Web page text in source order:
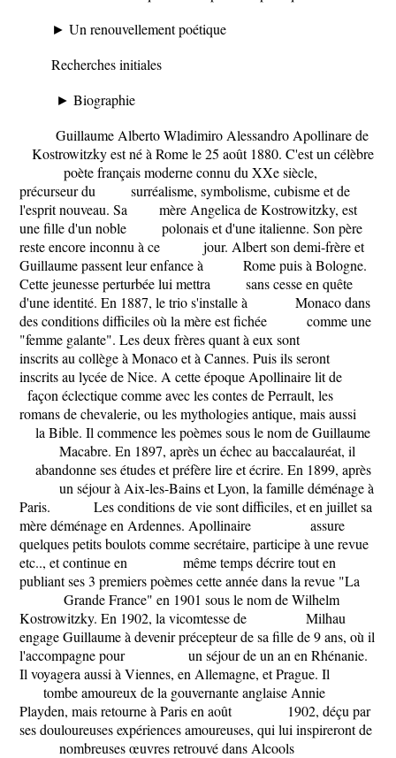
► Un renouvellement poétique
Recherches initiales
► ​Biographie
Guillaume Alberto Wladimiro Alessandro Apollinare de
Kostrowitzky est né à Rome le 25 août 1880. C'est un célèbre
poète français moderne connu du XX​e ​siècle,
précurseur du surréalisme, symbolisme, cubisme et de
l'esprit nouveau. Sa mère Angelica de Kostrowitzky, est
une fille d'un noble polonais et d'une italienne. Son père
reste encore inconnu à ce jour. Albert son demi-frère et
Guillaume passent leur enfance à Rome puis à Bologne.
Cette jeunesse perturbée lui mettra sans cesse en quête
d'une identité. En 1887, le trio s'installe à Monaco dans
des conditions difficiles où la mère est fichée comme une
"femme galante". Les deux frères quant à eux sont
inscrits au collège à Monaco et à Cannes. Puis ils seront
inscrits au lycée de Nice. A cette époque Apollinaire lit de
façon éclectique comme avec les contes de Perrault, les
romans de chevalerie, ou les mythologies antique, mais aussi
la Bible. Il commence les poèmes sous le nom de Guillaume
Macabre. En 1897, après un échec au baccalauréat, il
abandonne ses études et préfère lire et écrire. En 1899, après
un séjour à Aix-les-Bains et Lyon, la famille déménage à
Paris. Les conditions de vie sont difficiles, et en juillet sa
mère déménage en Ardennes. Apollinaire assure
quelques petits boulots comme secrétaire, participe à une revue
etc.., et continue en même temps décrire tout en
publiant ses 3 premiers poèmes cette année dans la revue "La
Grande France" en 1901 sous le nom de Wilhelm
Kostrowitzky. En 1902, la vicomtesse de Milhau
engage Guillaume à devenir précepteur de sa fille de 9 ans, où il
l'accompagne pour un séjour de un an en Rhénanie.
Il voyagera aussi à Viennes, en Allemagne, et Prague. Il
tombe amoureux de la gouvernante anglaise Annie
Playden, mais retourne à Paris en août 1902, déçu par
ses douloureuses expériences amoureuses, qui lui inspireront de
nombreuses œuvres retrouvé dans ​Alcools